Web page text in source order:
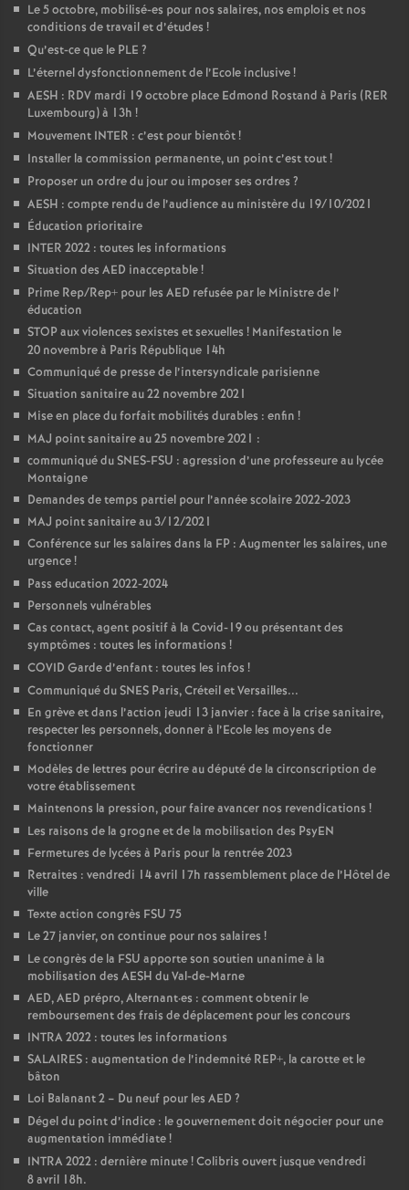
Le 5 octobre, mobilisé-es pour nos salaires, nos emplois et nos
conditions de travail et d’études !
Qu’est-ce que le PLE ?
L’éternel dysfonctionnement de l’Ecole inclusive!
AESH : RDV mardi 19 octobre place Edmond Rostand à Paris (RER
Luxembourg) à 13h !
Mouvement INTER : c’est pour bientôt!
Installer la commission permanente, un point c’est tout!
Proposer un ordre du jour ou imposer ses ordres ?
AESH : compte rendu de l’audience au ministère du 19/10/2021
Éducation prioritaire
INTER 2022 : toutes les informations
Situation des AED inacceptable!
Prime Rep/Rep+ pour les AED refusée par le Ministre de l’
éducation
STOP aux violences sexistes et sexuelles ! Manifestation le
20 novembre à Paris République 14h
Communiqué de presse de l’intersyndicale parisienne
Situation sanitaire au 22 novembre 2021
Mise en place du forfait mobilités durables : enfin !
MAJ point sanitaire au 25 novembre 2021 :
communiqué du SNES-FSU : agression d’une professeure au lycée
Montaigne
Demandes de temps partiel pour l’année scolaire 2022-2023
MAJ point sanitaire au 3/12/2021
Conférence sur les salaires dans la FP : Augmenter les salaires, une
urgence!
Pass education 2022-2024
Personnels vulnérables
Cas contact, agent positif à la Covid-19 ou présentant des
symptômes : toutes les informations !
COVID Garde d’enfant : toutes les infos !
Communiqué du SNES Paris, Créteil et Versailles...
En grève et dans l’action jeudi 13 janvier : face à la crise sanitaire,
respecter les personnels, donner à l’Ecole les moyens de
fonctionner
Modèles de lettres pour écrire au député de la circonscription de
votre établissement
Maintenons la pression, pour faire avancer nos revendications !
Les raisons de la grogne et de la mobilisation des PsyEN
Fermetures de lycées à Paris pour la rentrée 2023
Retraites : vendredi 14 avril 17h rassemblement place de l’Hôtel de
ville
Texte action congrès FSU 75
Le 27 janvier, on continue pour nos salaires !
Le congrès de la FSU apporte son soutien unanime à la
mobilisation des AESH du Val-de-Marne
AED, AED prépro, Alternant·es : comment obtenir le
remboursement des frais de déplacement pour les concours
INTRA 2022 : toutes les informations
SALAIRES : augmentation de l’indemnité REP+, la carotte et le
bâton
Loi Balanant 2 – Du neuf pour les AED ?
Dégel du point d’indice : le gouvernement doit négocier pour une
augmentation immédiate!
INTRA 2022 : dernière minute! Colibris ouvert jusque vendredi
8 avril 18h.